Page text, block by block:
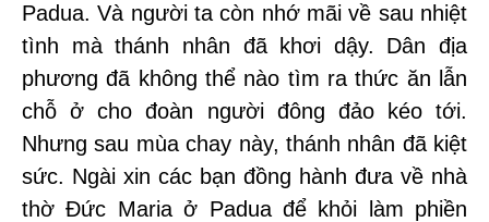
Padua. Và người ta còn nhớ mãi về sau nhiệt
tình mà thánh nhân đã khơi dậy. Dân địa
phương đã không thể nào tìm ra thức ăn lẫn
chỗ ở cho đoàn người đông đảo kéo tới.
Nhưng sau mùa chay này, thánh nhân đã kiệt
sức. Ngài xin các bạn đồng hành đưa về nhà
thờ Đức Maria ở Padua để khỏi làm phiền